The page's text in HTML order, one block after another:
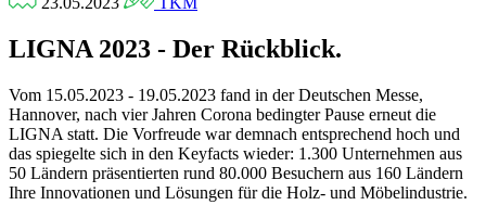
LIGNA 2023 - Der Rückblick.
Vom 15.05.2023 - 19.05.2023 fand in der Deutschen Messe,
Hannover, nach vier Jahren Corona bedingter Pause erneut die
LIGNA statt. Die Vorfreude war demnach entsprechend hoch und
das spiegelte sich in den Keyfacts wieder: 1.300 Unternehmen aus
50 Ländern präsentierten rund 80.000 Besuchern aus 160 Ländern
Ihre Innovationen und Lösungen für die Holz- und Möbelindustrie.